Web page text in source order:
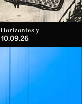
Horizontes y
10.09.26